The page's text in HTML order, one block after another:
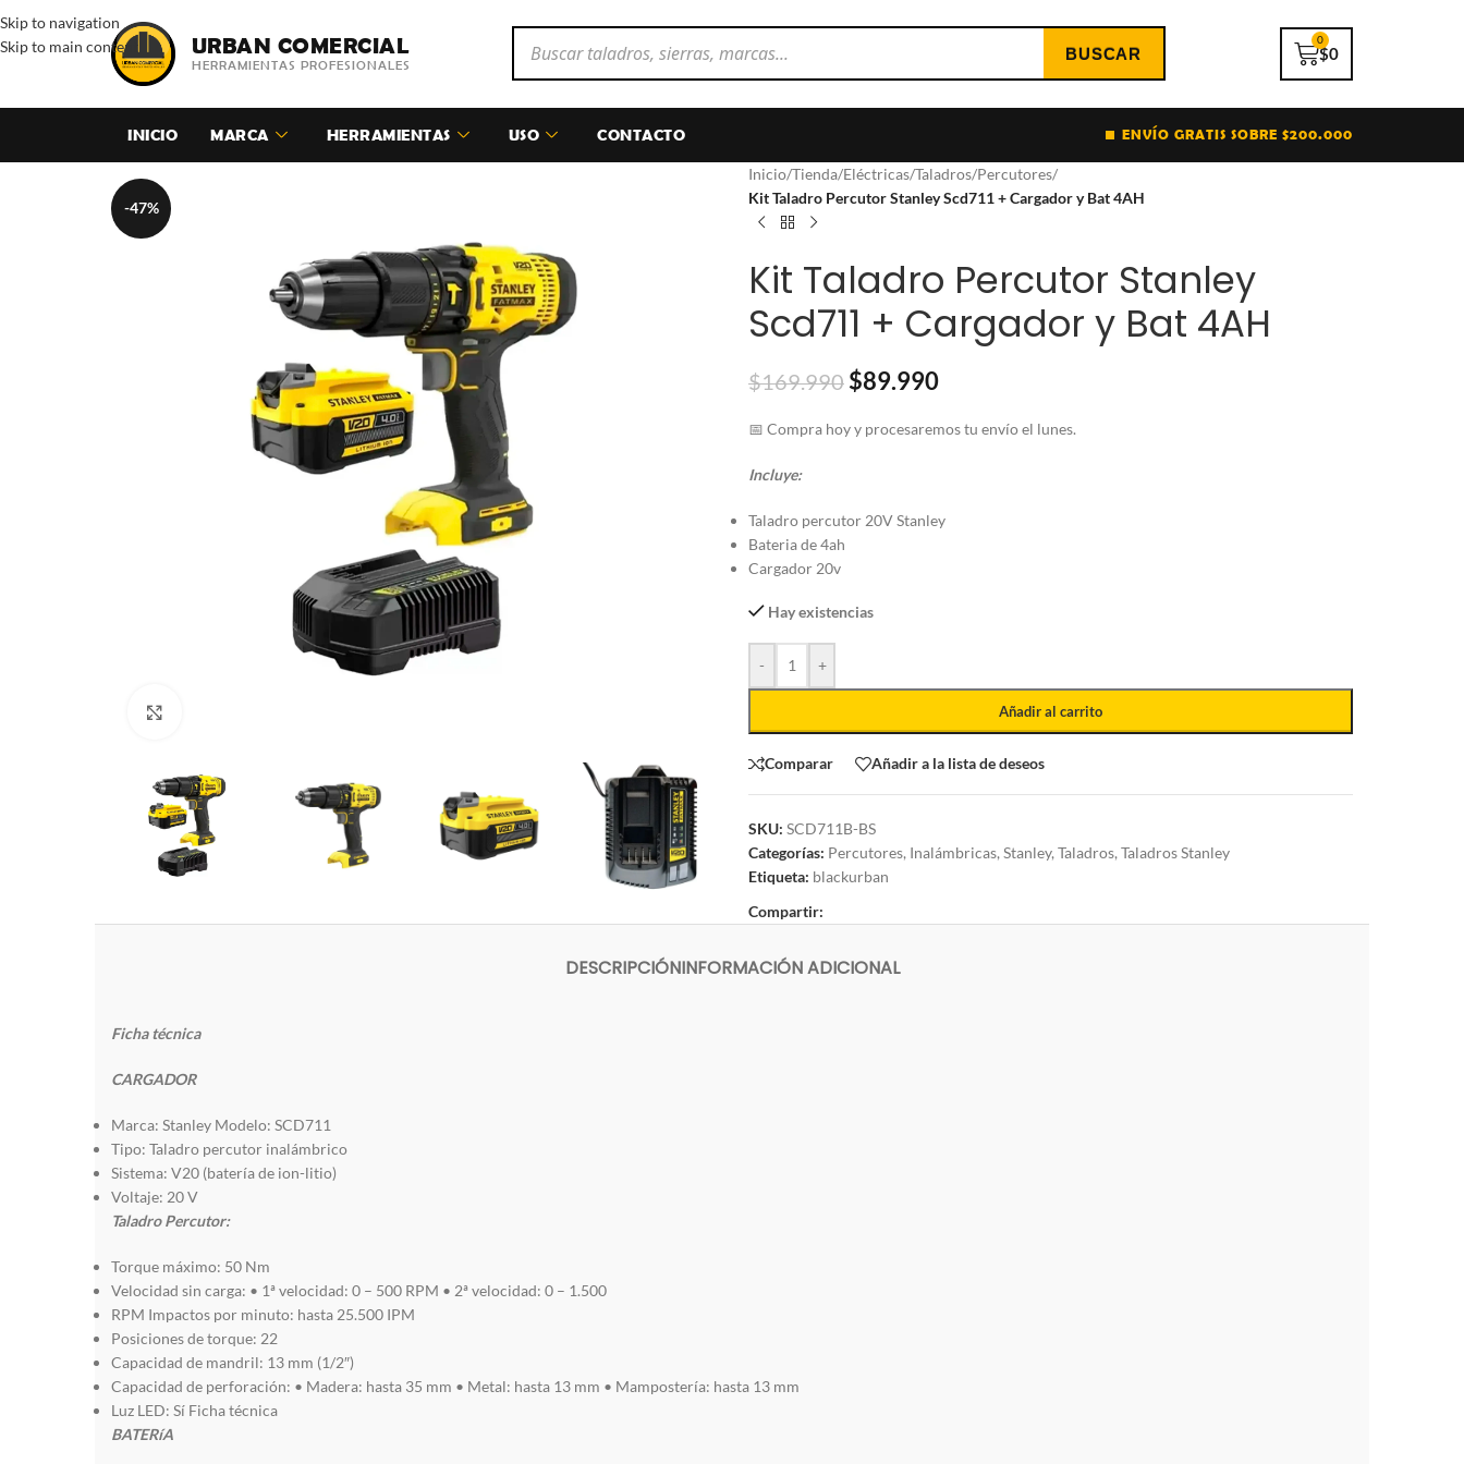
Skip to navigation
Skip to main content
URBAN COMERCIAL
HERRAMIENTAS PROFESIONALES
$0
0
INICIO MARCA HERRAMIENTAS USO CONTACTO ENVÍO GRATIS SOBRE $200.000
-47%
Inicio/Tienda/Eléctricas/Taladros/Percutores/
Kit Taladro Percutor Stanley Scd711 + Cargador y Bat 4AH
Kit Taladro Percutor Stanley
Scd711 + Cargador y Bat 4AH
$169.990 $89.990
📅 Compra hoy y procesaremos tu envío el lunes.
Incluye:
Taladro percutor 20V Stanley
Bateria de 4ah
Cargador 20v
Hay existencias
- +
Añadir al carrito
Comparar Añadir a la lista de deseos
SKU: SCD711B-BS
Categorías: Percutores, Inalámbricas, Stanley, Taladros, Taladros Stanley
Etiqueta: blackurban
Compartir:
DESCRIPCIÓNINFORMACIÓN ADICIONAL
Ficha técnica
CARGADOR
Marca: Stanley Modelo: SCD711
Tipo: Taladro percutor inalámbrico
Sistema: V20 (batería de ion-litio)
Voltaje: 20 V
Taladro Percutor:
Torque máximo: 50 Nm
Velocidad sin carga: • 1ª velocidad: 0 – 500 RPM • 2ª velocidad: 0 – 1.500
RPM Impactos por minuto: hasta 25.500 IPM
Posiciones de torque: 22
Capacidad de mandril: 13 mm (1/2″)
Capacidad de perforación: • Madera: hasta 35 mm • Metal: hasta 13 mm • Mampostería: hasta 13 mm
Luz LED: Sí Ficha técnica
BATERíA